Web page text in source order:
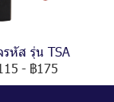
รหัส รุ่น TSA
- ฿175